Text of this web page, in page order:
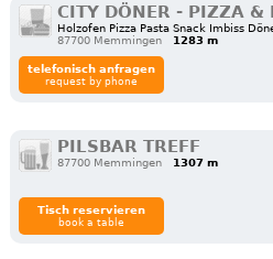
CITY DÖNER - PIZZA &
Holzofen Pizza Pasta Snack Imbiss
87700 Memmingen
1283 m
telefonisch anfragen
request by phone
PILSBAR TREFF
87700 Memmingen
1307 m
Tisch reservieren
book a table